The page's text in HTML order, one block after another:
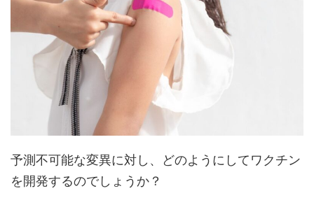
予測不可能な変異に対し、どのようにしてワクチン
を開発するのでしょうか？